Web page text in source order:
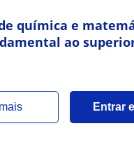
química e
ao
mais Entrar